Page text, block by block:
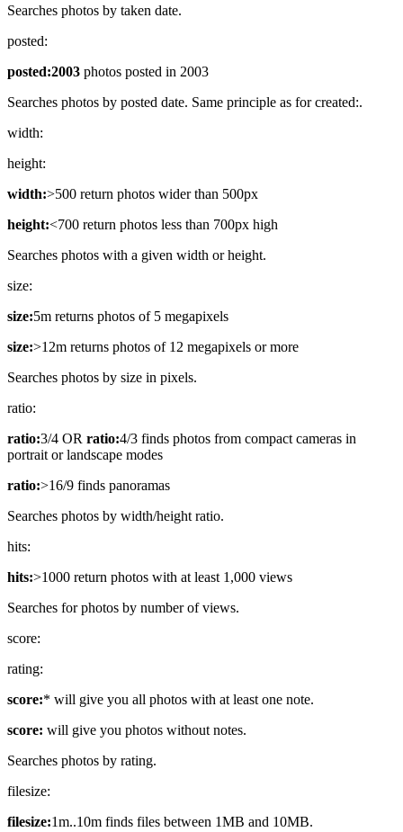
Searches photos by taken date.
posted:
posted:2003 photos posted in 2003
Searches photos by posted date. Same principle as for created:.
width:
height:
width:>500 return photos wider than 500px
height:<700 return photos less than 700px high
Searches photos with a given width or height.
size:
size:5m returns photos of 5 megapixels
size:>12m returns photos of 12 megapixels or more
Searches photos by size in pixels.
ratio:
ratio:3/4 OR ratio:4/3 finds photos from compact cameras in
portrait or landscape modes
ratio:>16/9 finds panoramas
Searches photos by width/height ratio.
hits:
hits:>1000 return photos with at least 1,000 views
Searches for photos by number of views.
score:
rating:
score:* will give you all photos with at least one note.
score: will give you photos without notes.
Searches photos by rating.
filesize:
filesize:1m..10m finds files between 1MB and 10MB.